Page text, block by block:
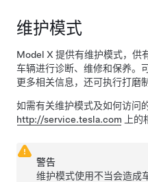
维护模式
Model X 提供有维护模式，供
车辆进行诊断、维修和保养。
更多相关信息，还可执行打磨
如需有关维护模式及如何访问
http://service.tesla.com 上的
警告
维护模式使用不当会造成